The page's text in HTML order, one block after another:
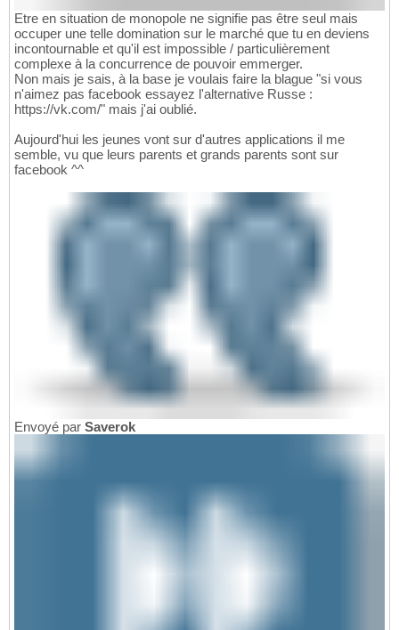
Etre en situation de monopole ne signifie pas être seul mais
occuper une telle domination sur le marché que tu en deviens
incontournable et qu'il est impossible / particulièrement
complexe à la concurrence de pouvoir emmerger.
Non mais je sais, à la base je voulais faire la blague "si vous
n'aimez pas facebook essayez l'alternative Russe :
https://vk.com/" mais j'ai oublié.
Aujourd'hui les jeunes vont sur d'autres applications il me
semble, vu que leurs parents et grands parents sont sur
facebook ^^
Envoyé par Saverok